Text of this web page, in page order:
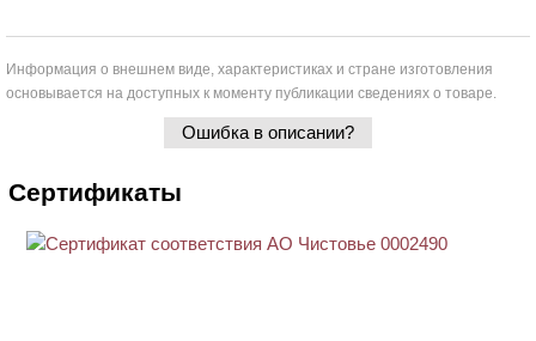
Информация о внешнем виде, характеристиках и стране изготовления
основывается на доступных к моменту публикации сведениях о товаре.
Ошибка в описании?
Сертификаты